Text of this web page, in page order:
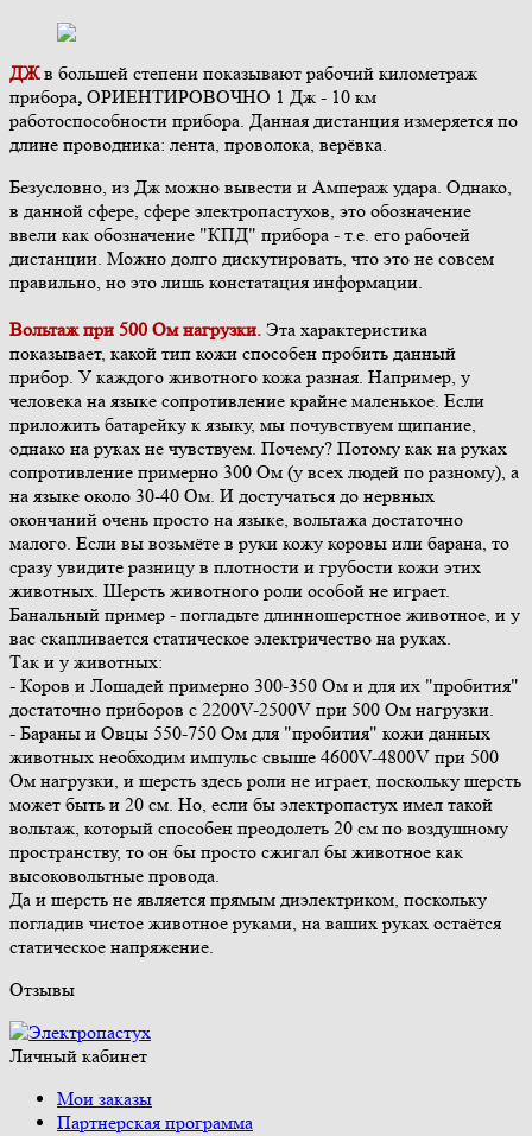
ДЖв большей степени показывают рабочий километраж
прибора, ОРИЕНТИРОВОЧНО 1 Дж - 10 км
работоспособности прибора. Данная дистанция измеряется по
длине проводника: лента, проволока, верёвка.
Безусловно, из Дж можно вывести и Ампераж удара. Однако,
в данной сфере, сфере электропастухов, это обозначение
ввели как обозначение "КПД" прибора - т.е. его рабочей
дистанции. Можно долго дискутировать, что это не совсем
правильно, но это лишь констатация информации.
Вольтаж при 500 Ом нагрузки. Эта характеристика
показывает, какой тип кожи способен пробить данный
прибор. У каждого животного кожа разная. Например, у
человека на языке сопротивление крайне маленькое. Если
приложить батарейку к языку, мы почувствуем щипание,
однако на руках не чувствуем. Почему? Потому как на руках
сопротивление примерно 300 Ом (у всех людей по разному), а
на языке около 30-40 Ом. И достучаться до нервных
окончаний очень просто на языке, вольтажа достаточно
малого. Если вы возьмёте в руки кожу коровы или барана, то
сразу увидите разницу в плотности и грубости кожи этих
животных. Шерсть животного роли особой не играет.
Банальный пример - погладьте длинношерстное животное, и у
вас скапливается статическое электричество на руках.
Так и у животных:
- Коров и Лошадей примерно 300-350 Ом и для их "пробития"
достаточно приборов с 2200V-2500V при 500 Ом нагрузки.
- Бараны и Овцы 550-750 Ом для "пробития" кожи данных
животных необходим импульс свыше 4600V-4800V при 500
Ом нагрузки, и шерсть здесь роли не играет, поскольку шерсть
может быть и 20 см. Но, если бы электропастух имел такой
вольтаж, который способен преодолеть 20 см по воздушному
пространству, то он бы просто сжигал бы животное как
высоковольтные провода.
Да и шерсть не является прямым диэлектриком, поскольку
погладив чистое животное руками, на ваших руках остаётся
статическое напряжение.
Отзывы
Личный кабинет
Мои заказы
Партнерская программа